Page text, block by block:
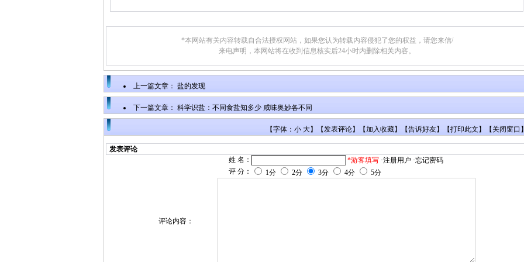
*本网站有关内容转载自合法授权网站，如果您认为转载内容侵犯了您的权益，请您来信/
来电声明，本网站将在收到信息核实后24小时内删除相关内容。
上一篇文章： 盐的发现
下一篇文章： 科学识盐：不同食盐知多少 咸味奥妙各不同
【字体：小 大】【发表评论】【加入收藏】【告诉好友】【打印此文】【关闭窗口
发表评论
姓 名：
*游客填写 ·注册用户 ·忘记密码
评 分：
1分 2分 3分 4分 5分
评论内容：